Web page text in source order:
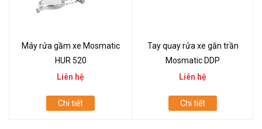
Máy rửa gầm xe Mosmatic
HUR 520
Liên hệ
Chi tiết
Tay quay rửa xe gắn trần
Mosmatic DDP
Liên hệ
Chi tiết